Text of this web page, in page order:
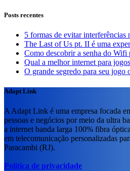
Posts recentes
5 formas de evitar interferências
The Last of Us pt. II é uma
Como descobrir a senha do Wifi
Qual a melhor internet para
O grande segredo para seu jogo
Adapt Link
A Adapt Link é uma empresa focada
pessoas e negócios por meio da ultra
a internet banda larga 100% fibra
em telecomunicação personalizadas
Paracambi (RJ).
Política de privacidade